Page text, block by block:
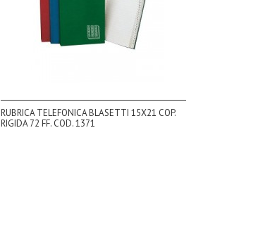
RUBRICA TELEFONICA BLASETTI 15X21 COP.
RIGIDA 72 FF. COD. 1371